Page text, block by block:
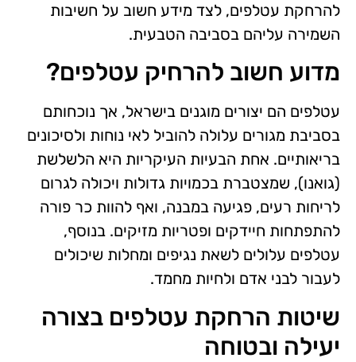
להרחקת עטלפים, לצד מידע חשוב על חשיבות
השמירה עליהם בסביבה הטבעית.
מדוע חשוב להרחיק עטלפים?
עטלפים הם יצורים מוגנים בישראל, אך נוכחותם
בסביבת מגורים עלולה להוביל לאי נוחות ולסיכונים
בריאותיים. אחת הבעיות העיקריות היא הלשלשת
(גואנו), שמצטברת בכמויות גדולות ויכולה לגרום
לריחות רעים, פגיעה במבנה, ואף להוות כר פורה
להתפתחות חיידקים ופטריות מזיקים. בנוסף,
עטלפים עלולים לשאת נגיפים ומחלות שיכולים
לעבור לבני אדם ולחיות מחמד.
שיטות הרחקת עטלפים בצורה
יעילה ובטוחה